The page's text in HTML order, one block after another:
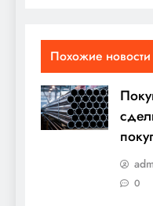
Похожие новости
0